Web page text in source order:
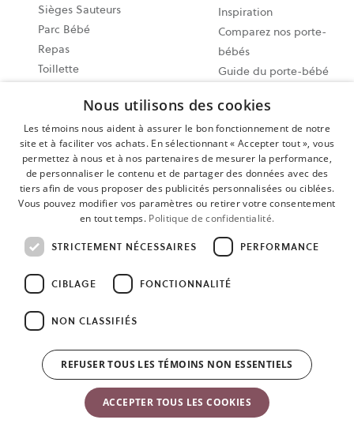
Sièges Sauteurs
Parc Bébé
Repas
Toillette
Économisez avec des
ensembles
Tous les produits
Inspiration
Comparez nos porte-
bébés
Guide du porte-bébé
sauteurs
Guide vidéo
Partagez vos moments
@babybjorn
Guide des porte-bébés
physiologiques
événements 2026
Paramètres des cookies
Notre équipe de support se tient à votre disposition pour vous
(heure de l'Est), 7 jours sur 7. Téléphone: 866-424-0200 Text: (256)
292-8321 Courriel: care@babybjorn.com The content of this site is
copyright-protected and is the property of BabyBjörn AB.
Nous utilisons des cookies
Les témoins nous aident à assurer le bon fonctionnement de notre
site et à faciliter vos achats. En sélectionnant « Accepter tout », vous
permettez à nous et à nos partenaires de mesurer la performance,
de personnaliser le contenu et de partager des données avec des
tiers afin de vous proposer des publicités personnalisées ou ciblées.
Vous pouvez modifier vos paramètres ou retirer votre consentement
en tout temps. Politique de confidentialité.
STRICTEMENT NÉCESSAIRES PERFORMANCE
CIBLAGE FONCTIONNALITÉ
NON CLASSIFIÉS
ACCEPTER TOUS LES COOKIES
REFUSER TOUS LES TÉMOINS NON ESSENTIELS